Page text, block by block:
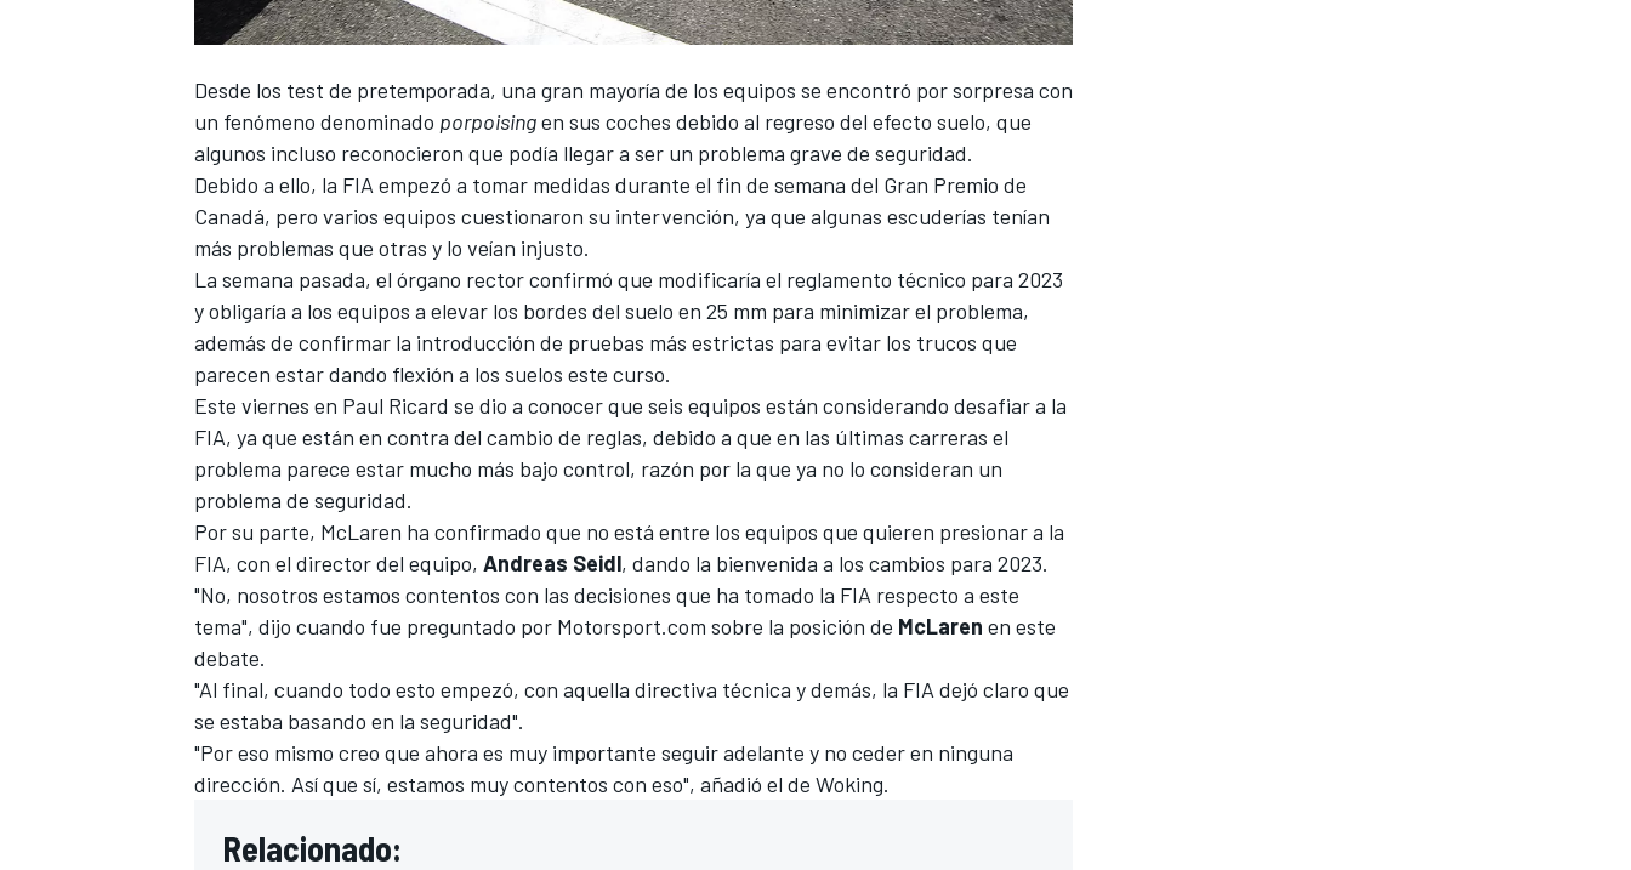
Desde los test de pretemporada, una gran mayoría de los equipos se encontró por sorpresa con
un fenómeno denominado porpoisingen sus coches debido al regreso del efecto suelo, que
algunos incluso reconocieron que podía llegar a ser un problema grave de seguridad.
Debido a ello, la FIA empezó a tomar medidas durante el fin de semana del Gran Premio de
Canadá, pero varios equipos cuestionaron su intervención, ya que algunas escuderías tenían
más problemas que otras y lo veían injusto.
La semana pasada, el órgano rector confirmó que modificaría el reglamento técnico para 2023
y obligaría a los equipos a elevar los bordes del suelo en 25 mm para minimizar el problema,
además de confirmar la introducción de pruebas más estrictas para evitar los trucos que
parecen estar dando flexión a los suelos este curso.
Este viernes en Paul Ricard se dio a conocer que seis equipos están considerando desafiar a la
FIA, ya que están en contra del cambio de reglas, debido a que en las últimas carreras el
problema parece estar mucho más bajo control, razón por la que ya no lo consideran un
problema de seguridad.
Por su parte, McLaren ha confirmado que no está entre los equipos que quieren presionar a la
FIA, con el director del equipo, Andreas Seidl, dando la bienvenida a los cambios para 2023.
"No, nosotros estamos contentos con las decisiones que ha tomado la FIA respecto a este
tema", dijo cuando fue preguntado por Motorsport.com sobre la posición de McLaren en este
debate.
"Al final, cuando todo esto empezó, con aquella directiva técnica y demás, la FIA dejó claro que
se estaba basando en la seguridad".
"Por eso mismo creo que ahora es muy importante seguir adelante y no ceder en ninguna
dirección. Así que sí, estamos muy contentos con eso", añadió el de Woking.
Relacionado: